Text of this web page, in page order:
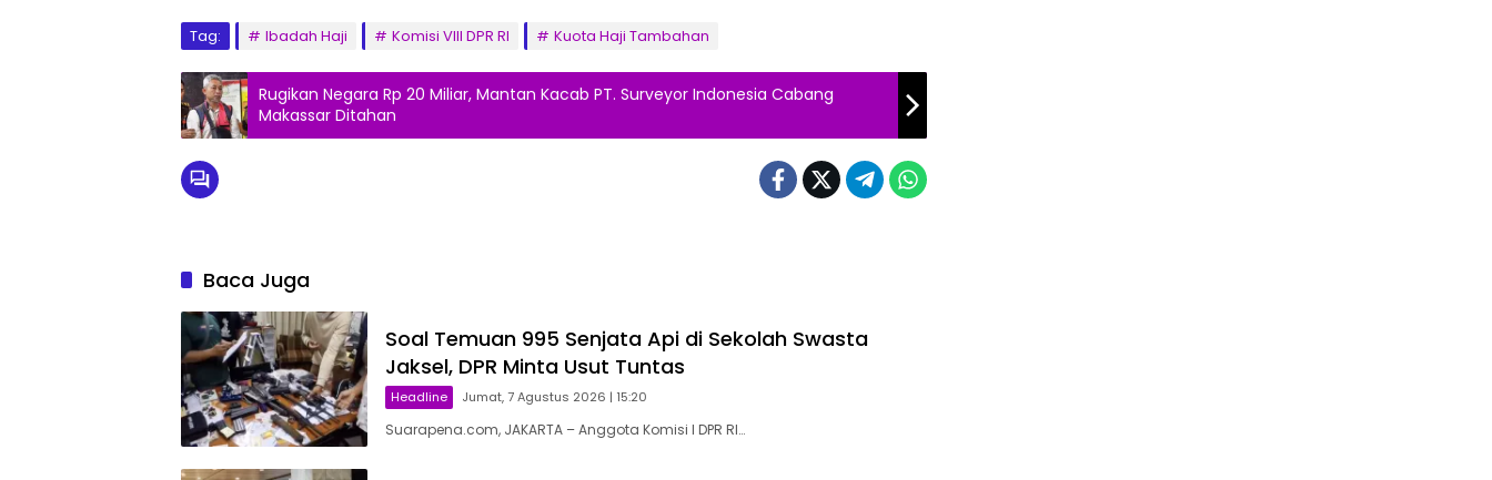
Tag: Ibadah Haji Komisi VIII DPR RI Kuota Haji Tambahan
Rugikan Negara Rp 20 Miliar, Mantan Kacab PT. Surveyor Indonesia Cabang
Makassar Ditahan
Baca Juga
Soal Temuan 995 Senjata Api di Sekolah Swasta
Jaksel, DPR Minta Usut Tuntas
Headline Jumat, 7 Agustus 2026 | 15:20
Suarapena.com, JAKARTA – Anggota Komisi I DPR RI…